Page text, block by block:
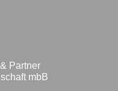
Partner
mbB